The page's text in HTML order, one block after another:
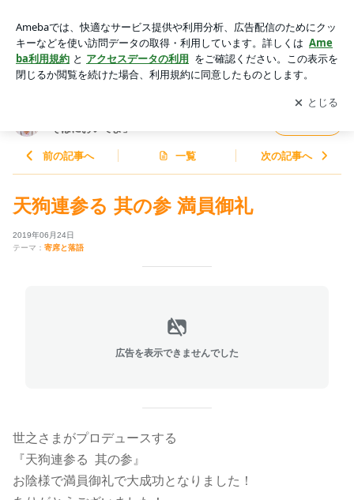
グ「世之介のそばにおいでよ」Powered by Ameba
アプリをダウンロードして ブログの更新通知
を受け取りまし
ょう。
開く
そばにおいでよ」
前の記事へ 一覧 次の記事へ
天狗連参る 其の参 満員御礼
2019年06月24日
テーマ： 寄席と落語
広告を表示できませんでした
世之さまがプロデュースする
『天狗連参る 其の参』
お陰様で満員御礼で大成功となりました！